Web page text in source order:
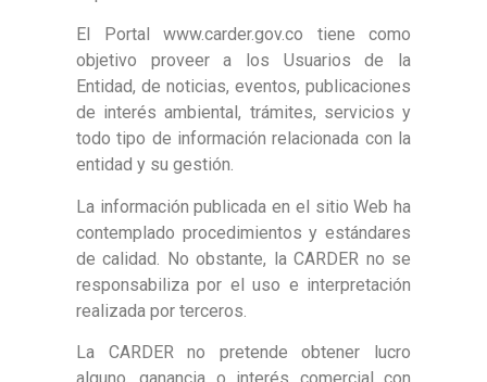
El Portal www.carder.gov.co tiene como
objetivo proveer a los Usuarios de la
Entidad, de noticias, eventos, publicaciones
de interés ambiental, trámites, servicios y
todo tipo de información relacionada con la
entidad y su gestión.
La información publicada en el sitio Web ha
contemplado procedimientos y estándares
de calidad. No obstante, la CARDER no se
responsabiliza por el uso e interpretación
realizada por terceros.
La CARDER no pretende obtener lucro